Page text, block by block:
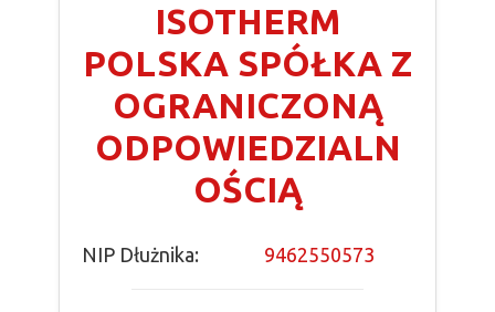
ISOTHERM
POLSKA SPÓŁKA Z
OGRANICZONĄ
ODPOWIEDZIALN
OŚCIĄ
NIP Dłużnika: 9462550573